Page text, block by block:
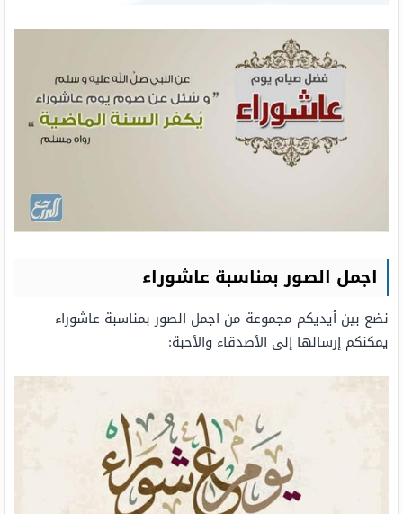
اجمل الصور بمناسبة عاشوراء
نضع بين أيديكم مجموعة من اجمل الصور بمناسبة عاشوراء
يمكنكم إرسالها إلى الأصدقاء والأحبة: